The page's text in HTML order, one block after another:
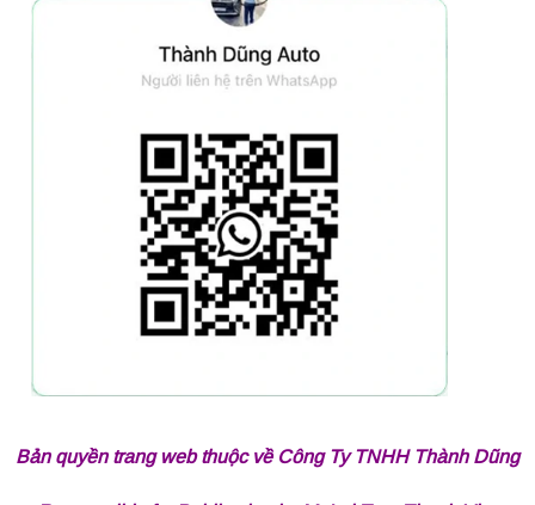
Bản quyền trang web thuộc về Công Ty TNHH Thành Dũng